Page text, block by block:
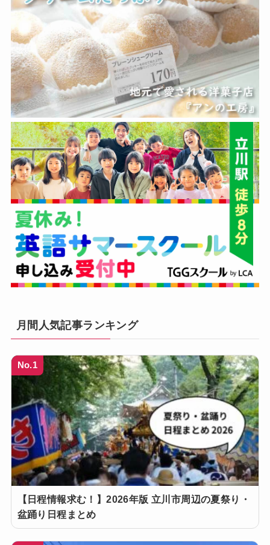
月間人気記事ランキング
No.1
【日程情報求む！】2026年版 立川市周辺の夏祭り・
盆踊り日程まとめ